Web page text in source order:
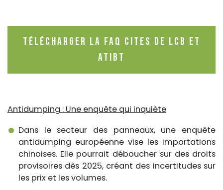
Télécharger la FAQ CITES de LCB et
ATIBT
Antidumping : Une enquête qui inquiète
Dans le secteur des panneaux, une enquête
antidumping européenne vise les importations
chinoises. Elle pourrait déboucher sur des droits
provisoires dès 2025, créant des incertitudes sur
les prix et les volumes.